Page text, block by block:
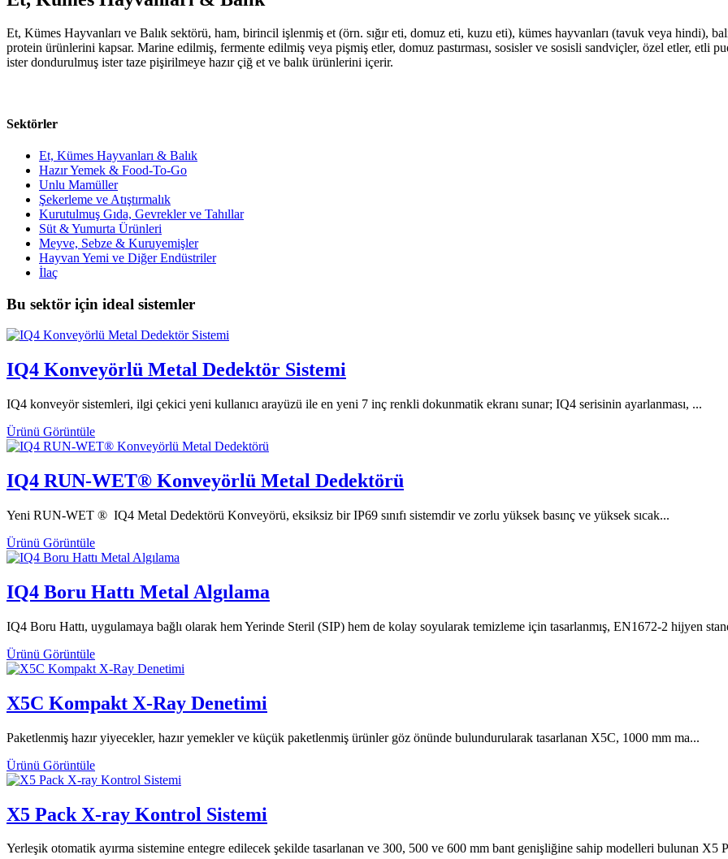
Et, Kümes Hayvanları ve Balık sektörü, ham, birincil işlenmiş et (örn. sığır eti, domuz eti, kuzu eti), kümes hayvanları (tavuk veya hindi),
protein ürünlerini kapsar. Marine edilmiş, fermente edilmiş veya pişmiş etler, domuz pastırması, sosisler ve sosisli sandviçler, özel etler, etli
ister dondurulmuş ister taze pişirilmeye hazır çiğ et ve balık ürünlerini içerir.
Sektörler
Et, Kümes Hayvanları & Balık
Hazır Yemek & Food-To-Go
Unlu Mamüller
Şekerleme ve Atıştırmalık
Kurutulmuş Gıda, Gevrekler ve Tahıllar
Süt & Yumurta Ürünleri
Meyve, Sebze & Kuruyemişler
Hayvan Yemi ve Diğer Endüstriler
İlaç
Bu sektör için ideal sistemler
IQ4 Konveyörlü Metal Dedektör Sistemi
IQ4 konveyör sistemleri, ilgi çekici yeni kullanıcı arayüzü ile en yeni 7 inç renkli dokunmatik ekranı sunar; IQ4 serisinin ayarlanması, ...
Ürünü Görüntüle
IQ4 RUN-WET® Konveyörlü Metal Dedektörü
Yeni RUN-WET ® IQ4 Metal Dedektörü Konveyörü, eksiksiz bir IP69 sınıfı sistemdir ve zorlu yüksek basınç ve yüksek sıcak...
Ürünü Görüntüle
IQ4 Boru Hattı Metal Algılama
IQ4 Boru Hattı, uygulamaya bağlı olarak hem Yerinde Steril (SIP) hem de kolay soyularak temizleme için tasarlanmış, EN1672-2 hijyen
Ürünü Görüntüle
X5C Kompakt X-Ray Denetimi
Paketlenmiş hazır yiyecekler, hazır yemekler ve küçük paketlenmiş ürünler göz önünde bulundurularak tasarlanan X5C, 1000 mm ma...
Ürünü Görüntüle
X5 Pack X-ray Kontrol Sistemi
Yerleşik otomatik ayırma sistemine entegre edilecek şekilde tasarlanan ve 300, 500 ve 600 mm bant genişliğine sahip modelleri bulunan X5